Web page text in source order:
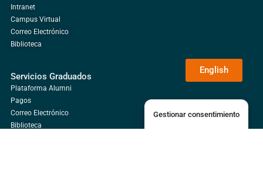
English
Intranet
Campus Virtual
Correo Electrónico
Biblioteca
Servicios Graduados
Plataforma Alumni
Pagos
Correo Electrónico
Biblioteca
Gestionar consentimiento